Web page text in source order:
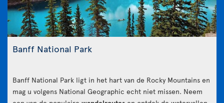
Banff National Park
Banff National Park ligt in het hart van de Rocky Mountains en
mag u volgens National Geographic echt niet missen. Neem